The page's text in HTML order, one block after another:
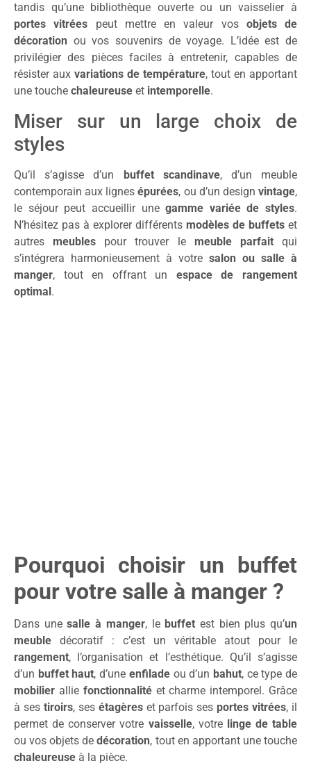
tandis qu’une bibliothèque ouverte ou un vaisselier à
portes vitrées peut mettre en valeur vos objets de
décoration ou vos souvenirs de voyage. L’idée est de
privilégier des pièces faciles à entretenir, capables de
résister aux variations de température, tout en apportant
une touche chaleureuse et intemporelle.
Miser sur un large choix de
styles
Qu’il s’agisse d’un buffet scandinave, d’un meuble
contemporain aux lignesépurées, ou d’un designvintage,
le séjour peut accueillir unegamme variée de styles.
N’hésitez pas à explorer différents modèles de buffets et
autres meubles pour trouver le meuble parfaitqui
s’intégrera harmonieusement à votre salon ou salle à
manger, tout en offrant un espace de rangement
optimal.
Pourquoi choisir un buffet
pour votre salle à manger ?
Dans unesalle à manger, le buffet est bien plus qu’un
meuble décoratif : c’est un véritable atout pour le
rangement, l’organisation et l’esthétique. Qu’il s’agisse
d’un buffet haut, d’une enfiladeou d’un bahut, ce type de
mobilier allie fonctionnalitéet charme intemporel. Grâce
à ses tiroirs, ses étagèreset parfois ses portes vitrées, il
permet de conserver votre vaisselle, votre linge de table
ou vos objets dedécoration, tout en apportant une touche
chaleureuse à la pièce.